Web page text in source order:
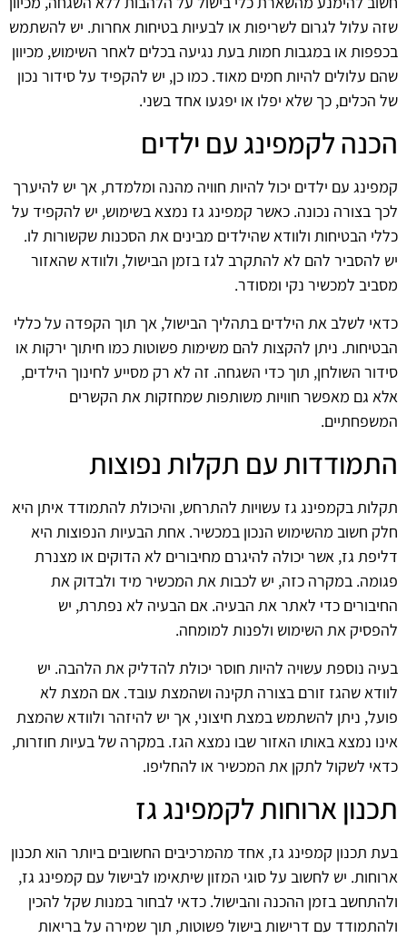
שזה עלול לגרום לשריפות או לבעיות בטיחות אחרות. יש להשתמש
בכפפות או במגבות חמות בעת נגיעה בכלים לאחר השימוש, מכיוון
שהם עלולים להיות חמים מאוד. כמו כן, יש להקפיד על סידור נכון
של הכלים, כך שלא יפלו או יפגעו אחד בשני.
הכנה לקמפינג עם ילדים
קמפינג עם ילדים יכול להיות חוויה מהנה ומלמדת, אך יש להיערך
לכך בצורה נכונה. כאשר קמפינג גז נמצא בשימוש, יש להקפיד על
כללי הבטיחות ולוודא שהילדים מבינים את הסכנות שקשורות לו.
יש להסביר להם לא להתקרב לגז בזמן הבישול, ולוודא שהאזור
מסביב למכשיר נקי ומסודר.
כדאי לשלב את הילדים בתהליך הבישול, אך תוך הקפדה על כללי
הבטיחות. ניתן להקצות להם משימות פשוטות כמו חיתוך ירקות או
סידור השולחן, תוך כדי השגחה. זה לא רק מסייע לחינוך הילדים,
אלא גם מאפשר חוויות משותפות שמחזקות את הקשרים
המשפחתיים.
התמודדות עם תקלות נפוצות
תקלות בקמפינג גז עשויות להתרחש, והיכולת להתמודד איתן היא
חלק חשוב מהשימוש הנכון במכשיר. אחת הבעיות הנפוצות היא
דליפת גז, אשר יכולה להיגרם מחיבורים לא הדוקים או מצנרת
פגומה. במקרה כזה, יש לכבות את המכשיר מיד ולבדוק את
החיבורים כדי לאתר את הבעיה. אם הבעיה לא נפתרת, יש
להפסיק את השימוש ולפנות למומחה.
בעיה נוספת עשויה להיות חוסר יכולת להדליק את הלהבה. יש
לוודא שהגז זורם בצורה תקינה ושהמצת עובד. אם המצת לא
פועל, ניתן להשתמש במצת חיצוני, אך יש להיזהר ולוודא שהמצת
אינו נמצא באותו האזור שבו נמצא הגז. במקרה של בעיות חוזרות,
כדאי לשקול לתקן את המכשיר או להחליפו.
תכנון ארוחות לקמפינג גז
בעת תכנון קמפינג גז, אחד מהמרכיבים החשובים ביותר הוא תכנון
ארוחות. יש לחשוב על סוגי המזון שיתאימו לבישול עם קמפינג גז,
ולהתחשב בזמן ההכנה והבישול. כדאי לבחור במנות שקל להכין
ולהתמודד עם דרישות בישול פשוטות, תוך שמירה על בריאות